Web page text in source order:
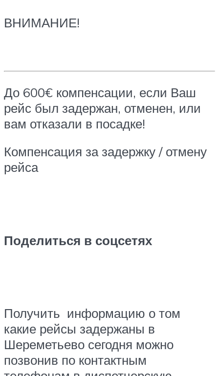
ВНИМАНИЕ!
До 600€ компенсации, если Ваш
рейс был задержан, отменен, или
вам отказали в посадке!
Компенсация за задержку / отмену
рейса
Поделиться в соцсетях
Получить информацию о том
какие рейсы задержаны в
Шереметьево сегодня можно
позвонив по контактным